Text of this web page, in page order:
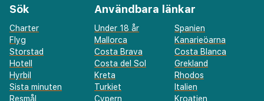
Sök
Charter
Flyg
Storstad
Hotell
Hyrbil
Sista minuten
Resmål
Användbara länkar
Under 18 år
Spanien
Mallorca
Kanarieöarna
Costa Brava
Costa Blanca
Costa del Sol
Grekland
Kreta
Rhodos
Turkiet
Italien
Cypern
Kroatien